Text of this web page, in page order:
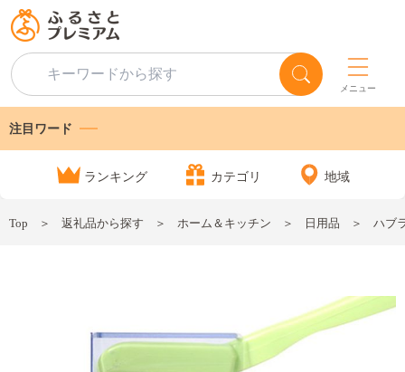
メニュー
注目ワード
ランキング カテゴリ 地域
Top 返礼品から探す ホーム＆キッチン 日用品 ハブ